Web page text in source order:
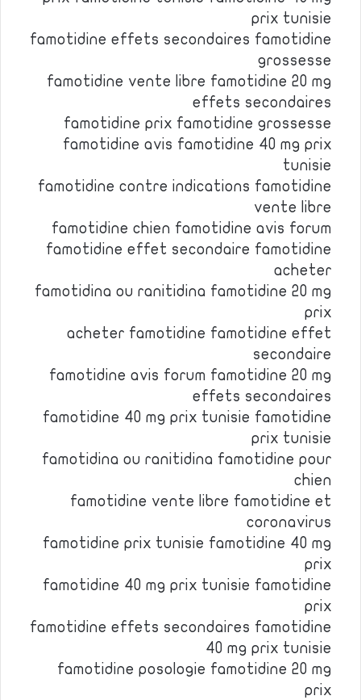
prix tunisie
famotidine effets secondaires famotidine
grossesse
famotidine vente libre famotidine 20 mg
effets secondaires
famotidine prix famotidine grossesse
famotidine avis famotidine 40 mg prix
tunisie
famotidine contre indications famotidine
vente libre
famotidine chien famotidine avis forum
famotidine effet secondaire famotidine
acheter
famotidina ou ranitidina famotidine 20 mg
prix
acheter famotidine famotidine effet
secondaire
famotidine avis forum famotidine 20 mg
effets secondaires
famotidine 40 mg prix tunisie famotidine
prix tunisie
famotidina ou ranitidina famotidine pour
chien
famotidine vente libre famotidine et
coronavirus
famotidine prix tunisie famotidine 40 mg
prix
famotidine 40 mg prix tunisie famotidine
prix
famotidine effets secondaires famotidine
40 mg prix tunisie
famotidine posologie famotidine 20 mg
prix